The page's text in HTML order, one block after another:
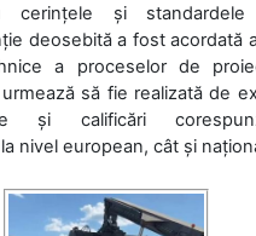
cerințele și standardele
deosebită a fost acordată
a proceselor de
să fie realizată de
și calificări
nivel european, cât și